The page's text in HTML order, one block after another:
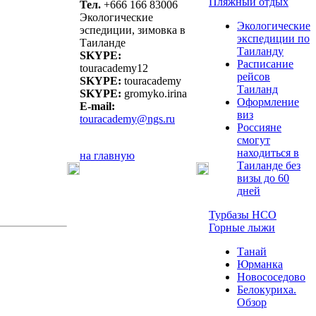
Тел. +666 166 83006
Экологические
эспедиции, зимовка в
Таиланде
SKYPE:
touracademy12
SKYPE: touracademy
SKYPE: gromyko.irina
E-mail:
touracademy@ngs.ru
на главную
Экологические
экспедиции по
Таиланду
Расписание
рейсов
Таиланд
Оформление
виз
Россияне
смогут
находиться в
Таиланде без
визы до 60
дней
Турбазы НСО
Горные лыжи
Танай
Юрманка
Новососедово
Белокуриха.
Обзор